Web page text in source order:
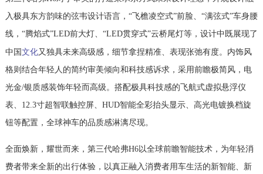
入极具东方韵味的弦韦设计语言，“飞檐凌空式”前脸、“满弦式”车身腰
线，“腾焰式”LED前大灯、“LED贯穿式”云桥尾灯等，设计中既展现了
中国文化又独具未来高级感，细节拿捏精准、表现张弛有度。内饰风
格则结合年轻人的简约审美倾向和科技感诉求，采用前瞻极简风，电
光金/银质感装饰年轻而高级。搭配极具科技感的飞航式虚拟悬浮仪
表、12.3寸超智联触控屏、HUD智能全彩抬头显示、高光电镀换档旋
钮等配置，全球神车的品质感淋漓尽现。
全面焕新，耀世而来，第三代哈弗H6以全球前瞻智能技术，为年轻消
费者带来全新的出行体验，以真正融入消费者用车生活的新智能、新